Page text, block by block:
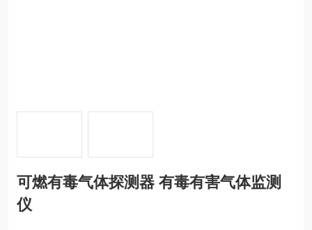
可燃有毒气体探测器 有毒有害气体监测
仪